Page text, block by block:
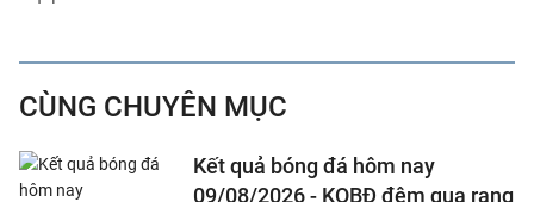
CÙNG CHUYÊN MỤC
Kết quả bóng đá hôm nay
09/08/2026 - KQBĐ đêm qua rạng